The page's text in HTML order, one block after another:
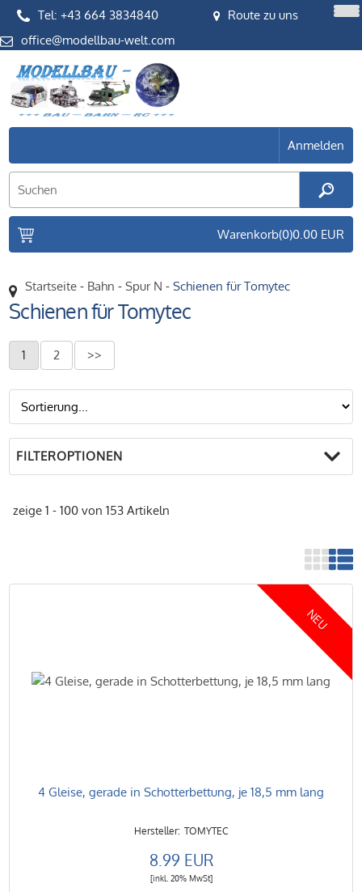
Tel: +43 664 3834840
office
Route zu uns
Anmelden
Warenkorb(0)0.00 EUR
Startseite - Bahn -Spur N -Schienen für Tomytec
Schienen für Tomytec
1 2 >>
FILTEROPTIONEN
zeige 1 - 100 von 153 Artikeln
NEU
4 Gleise, gerade in Schotterbettung, je 18,5 mm lang
TOMYTEC
8.99 EUR
[inkl. 20% MwSt]